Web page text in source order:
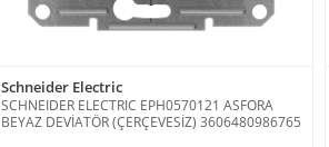
Schneider Electric
SCHNEIDER ELECTRIC EPH0570121 ASFORA
BEYAZ DEVİATÖR (ÇERÇEVESİZ) 3606480986765